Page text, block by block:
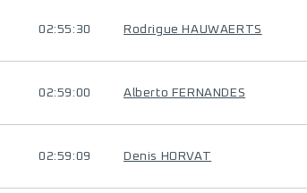
02:55:30 Rodrigue HAUWAERTS
02:59:00 Alberto FERNANDES
02:59:09 Denis HORVAT